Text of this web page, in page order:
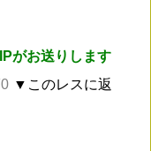
がお送りします
▼このレスに返